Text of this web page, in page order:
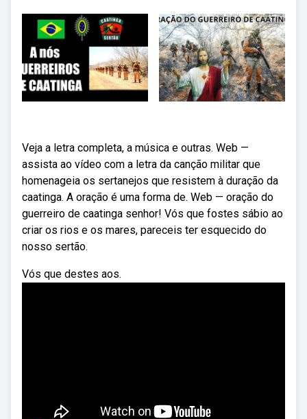
Veja a letra completa, a música e outras. Web —
assista ao vídeo com a letra da canção militar que
homenageia os sertanejos que resistem à duração da
caatinga. A oração é uma forma de. Web — oração do
guerreiro de caatinga senhor! Vós que fostes sábio ao
criar os rios e os mares, pareceis ter esquecido do
nosso sertão.
Vós que destes aos.